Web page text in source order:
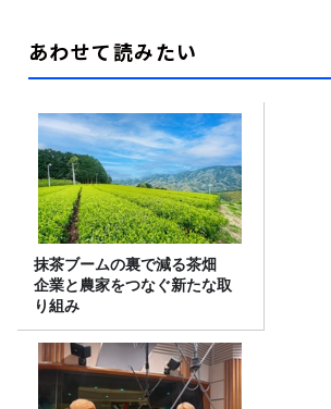
あわせて読みたい
抹茶ブームの裏で減る茶畑
企業と農家をつなぐ新たな取
り組み